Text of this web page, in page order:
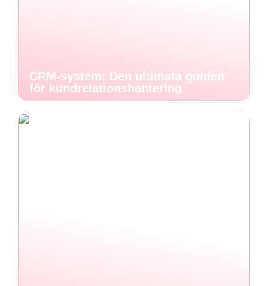
CRM-system: Den ultimata guiden
för kundrelationshantering